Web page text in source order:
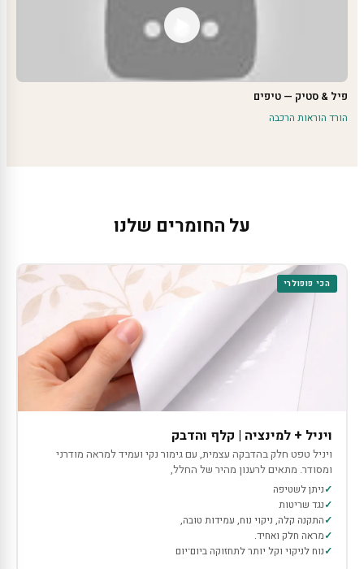
פיל & סטיק — טיפים
הורד הוראות הרכבה
על החומרים שלנו
הכי פופולרי
ויניל + למינציה | קלף והדבק
ויניל טפט חלק בהדבקה עצמית, עם גימור נקי ועמיד למראה מודרני
ומסודר. מתאים לרענון מהיר של החלל,
ניתן לשטיפה
נגד שריטות
התקנה קלה, ניקוי נוח, עמידות טובה,
מראה חלק ואחיד.
נוח לניקוי וקל יותר לתחזוקה ביום־יום